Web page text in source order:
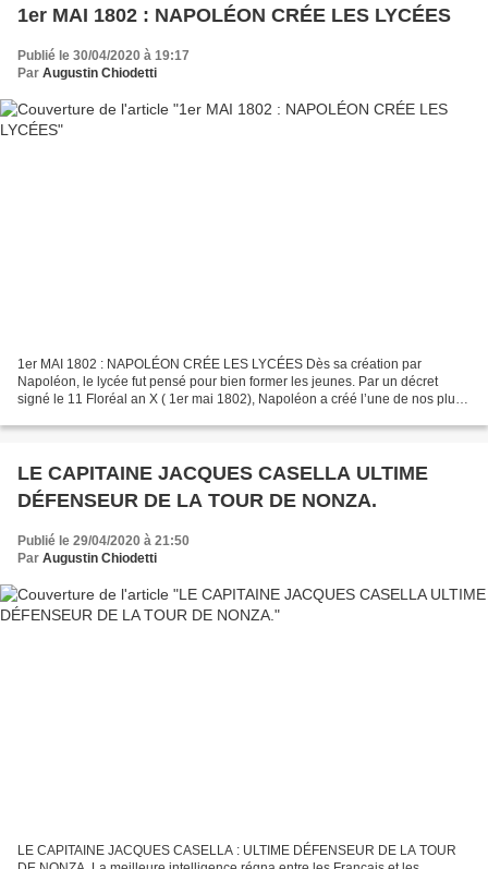
1er MAI 1802 : NAPOLÉON CRÉE LES LYCÉES
Publié le 30/04/2020 à 19:17
Par Augustin Chiodetti
1er MAI 1802 : NAPOLÉON CRÉE LES LYCÉES Dès sa création par
Napoléon, le lycée fut pensé pour bien former les jeunes. Par un décret
signé le 11 Floréal an X ( 1er mai 1802), Napoléon a créé l’une de nos plus
LE CAPITAINE JACQUES CASELLA ULTIME
DÉFENSEUR DE LA TOUR DE NONZA.
Publié le 29/04/2020 à 21:50
Par Augustin Chiodetti
LE CAPITAINE JACQUES CASELLA : ULTIME DÉFENSEUR DE LA TOUR